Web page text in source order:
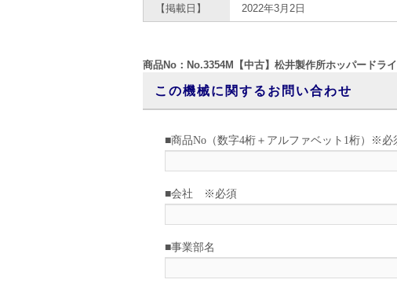
【掲載日】 2022年3月2日
商品No：No.3354M【中古】松井製作所ホッパードラ
この機械に関するお問い合わせ